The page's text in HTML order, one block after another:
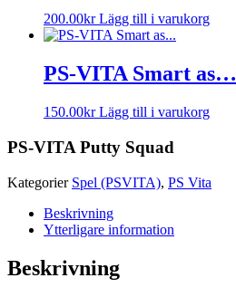
200.00kr Lägg till i varukorg
PS-VITA Smart as…
150.00kr Lägg till i varukorg
PS-VITA Putty Squad
Kategorier Spel (PSVITA), PS Vita
Beskrivning
Ytterligare information
Beskrivning